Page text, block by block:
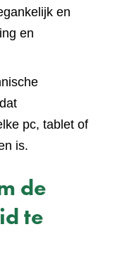
en
en
pc, tablet of
is.
de
te